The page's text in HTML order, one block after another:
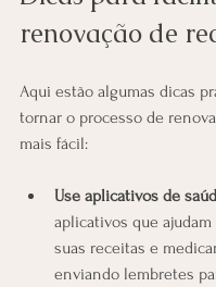
renovação de
Aqui estão algumas dicas
tornar o processo de
mais fácil:
Use aplicativos de
aplicativos que
suas receitas e
enviando lembretes